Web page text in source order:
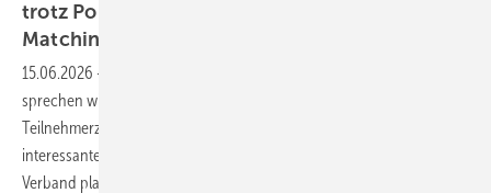
trotz Politik-Frust und eine
Matching-Plattform
15.06.2026 -
sprechen wir mit Geschäftsführer Frank Lange über die
Teilnehmerzahlen, Peer Steinbrück als Keynote-Speaker und ein
interessantes neues Projekt einer Nachfolge-Plattform. Was der
Verband plant, um den Fensterfachhandel fit für die Zukunft zu